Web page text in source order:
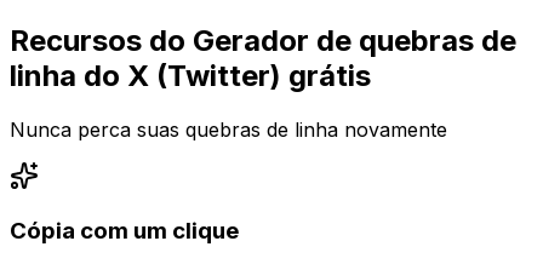
Recursos do Gerador de quebras de
linha do X (Twitter) grátis
Nunca perca suas quebras de linha novamente
Cópia com um clique